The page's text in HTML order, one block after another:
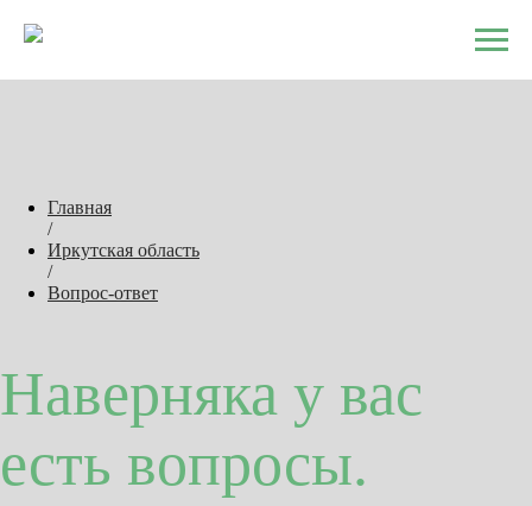
Главная
/
Иркутская область
/
Вопрос-ответ
Наверняка у вас
есть вопросы.